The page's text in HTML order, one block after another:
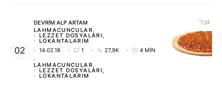
DEVRIM ALP ARTAM
LAHMACUNCULAR
LEZZET DOSYALARI
LOKANTALARIM
14.02.18
1 27,9K 4 MIN
LAHMACUNCULAR
LEZZET DOSYALARI
LOKANTALARIM